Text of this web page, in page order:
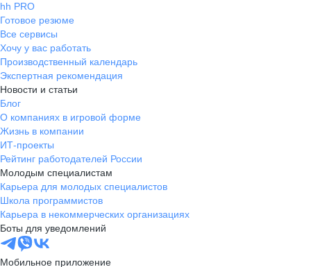
hh PRO
Готовое резюме
Все сервисы
Хочу у вас работать
Производственный календарь
Экспертная рекомендация
Новости и статьи
Блог
О компаниях в игровой форме
Жизнь в компании
ИТ-проекты
Рейтинг работодателей России
Молодым специалистам
Карьера для молодых специалистов
Школа программистов
Карьера в некоммерческих организациях
Боты для уведомлений
Мобильное приложение